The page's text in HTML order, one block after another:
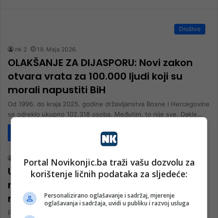
Društvo
nk 2 19. Maja 2026.
OLAKŠANJE ZA DIJASPORU: Novi zakon
otvara vrata za 100.000 ljudi koji su
morali napustiti BiH
Od 1996. do kraja 2025. godine državljanstva Bosne i Hercegovine
se odreklo ukupno 102.318 osoba. Međutim, to nije sve. Dakle,…
nk 2 29. Aprila 2026.
Usvojena Rezoluciju o osudi svih oblika
neofašizma i potvrdi antifašističkog
naslijeđa
Predstavnički dom Parlamentarne skupštine Bosne i Hercegovine
Portal Novikonjic.ba traži vašu dozvolu za
korištenje ličnih podataka za sljedeće:
Personalizirano oglašavanje i sadržaj, mjerenje
oglašavanja i sadržaja, uvidi u publiku i razvoj usluga